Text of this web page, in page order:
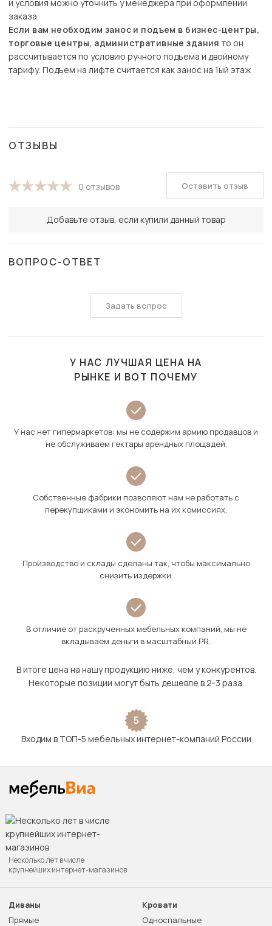
и условия можно уточнить у менеджера при оформлении
заказа.
Если вам необходим занос и подъем в бизнес-центры,
торговые центры, административные здания то он
рассчитывается по условию ручного подъема и двойному
тарифу. Подъем на лифте считается как занос на 1ый этаж
ОТЗЫВЫ
0 отзывов
Добавьте отзыв, если купили данный товар
Оставить отзыв
ВОПРОС-ОТВЕТ
Задать вопрос
У НАС ЛУЧШАЯ ЦЕНА НА
РЫНКЕ И ВОТ ПОЧЕМУ
У нас нет гипермаркетов: мы не содержим армию продавцов и
не обслуживаем гектары арендных площадей.
Собственные фабрики позволяют нам не работать с
перекупщиками и экономить на их комиссиях.
Производство и склады сделаны так, чтобы максимально
снизить издержки.
В отличие от раскрученных мебельных компаний, мы не
вкладываем деньги в масштабный PR.
В итоге цена на нашу продукцию ниже, чем у конкурентов.
Некоторые позиции могут быть дешевле в 2-3 раза.
5
Входим в ТОП-5 мебельных интернет-компаний России
Несколько лет в числе
крупнейших интернет-магазинов
Диваны
Прямые
Кровати
Односпальные